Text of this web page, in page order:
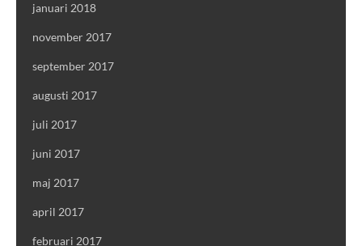
januari 2018
november 2017
september 2017
augusti 2017
juli 2017
juni 2017
maj 2017
april 2017
februari 2017